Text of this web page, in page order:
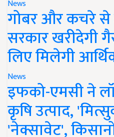
News
गोबर और कचरे से
सरकार खरीदेगी
लिए मिलेगी
News
इफको-एमसी ने
कृषि उत्पाद,
'नेक्सावेट',